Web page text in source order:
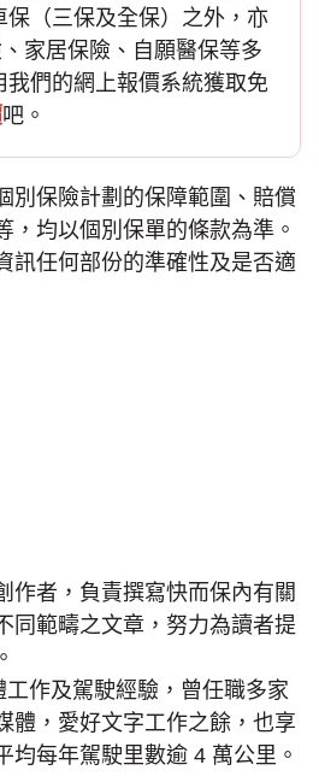
保（三保及全保）之外，亦
家居保險、自願醫保等多
我們的網上報價系統獲取免
吧。
別保險計劃的保障範圍、賠償
，均以個別保單的條款為準。
訊任何部份的準確性及是否適
作者，負責撰寫快而保內有關
同範疇之文章，努力為讀者提
作及駕駛經驗，曾任職多家
體，愛好文字工作之餘，也享
均每年駕駛里數逾 4 萬公里。